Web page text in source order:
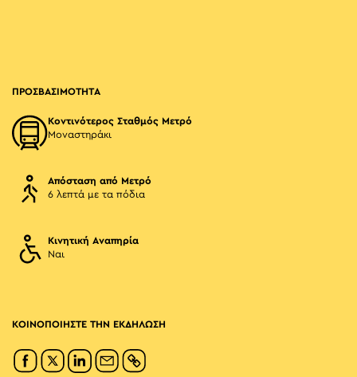
ΠΡΟΣΒΑΣΙΜΟΤΗΤΑ
Κοντινότερος Σταθμός Μετρό
Μοναστηράκι
Απόσταση από Μετρό
6 λεπτά με τα πόδια
Κινητική Αναπηρία
Ναι
ΚΟΙΝΟΠΟΙΗΣΤΕ ΤΗΝ ΕΚΔΗΛΩΣΗ